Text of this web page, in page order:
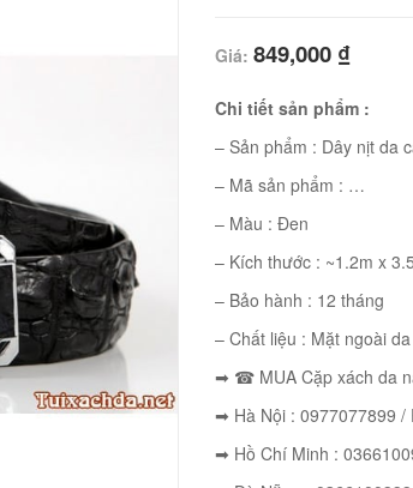
Giá: 849,000 ₫
Chi tiết sản phẩm :
– Sản phẩm : Dây nịt da
– Mã sản phẩm : …
– Màu : Đen
– Kích thước : ~1.2m x
– Bảo hành : 12 tháng
– Chất liệu : Mặt ngoài
➡ ☎ MUA Cặp xách da
➡ Hà Nội : 0977077899
➡ Hồ Chí Minh :